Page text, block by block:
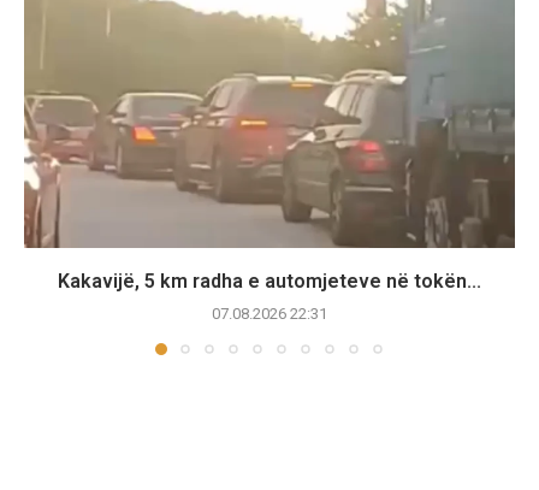
Kakavijë, 5 km radha e automjeteve në tokën...
07.08.2026 22:31